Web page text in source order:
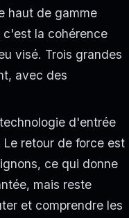
haut de gamme
la cohérence
visé. Trois grandes
avec des
d'entrée
retour de force est
ce qui donne
mais reste
et comprendre les